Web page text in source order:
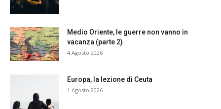
Medio Oriente, le guerre non vanno in
vacanza (parte 2)
4 Agosto 2026
Europa, la lezione di Ceuta
1 Agosto 2026